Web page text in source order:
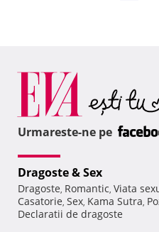
Urmareste-ne pe
Dragoste & Sex
Dragoste, Romantic, Viata
Casatorie, Sex, Kama Sutra,
Declaratii de dragoste